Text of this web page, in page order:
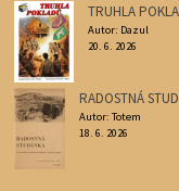
TRUHLA
Autor: Dazul
20. 6. 2026
RADOSTNÁ
Autor: Totem
18. 6. 2026